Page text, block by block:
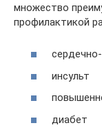
множество
профилактикой
инсульт
диабет